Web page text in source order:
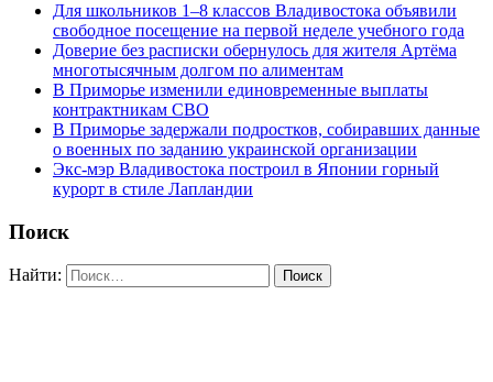
Для школьников 1–8 классов Владивостока объявили
свободное посещение на первой неделе учебного года
Доверие без расписки обернулось для жителя Артёма
многотысячным долгом по алиментам
В Приморье изменили единовременные выплаты
контрактникам СВО
В Приморье задержали подростков, собиравших данные
о военных по заданию украинской организации
Экс-мэр Владивостока построил в Японии горный
курорт в стиле Лапландии
Поиск
Найти: